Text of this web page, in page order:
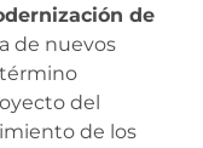
de
de nuevos
del
de los